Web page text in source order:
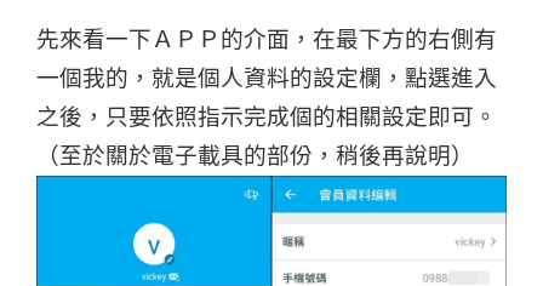
先來看一下ＡＰＰ的介面，在最下方的右側有
一個我的，就是個人資料的設定欄，點選進入
之後，只要依照指示完成個的相關設定即可。
（至於關於電子載具的部份，稍後再說明）